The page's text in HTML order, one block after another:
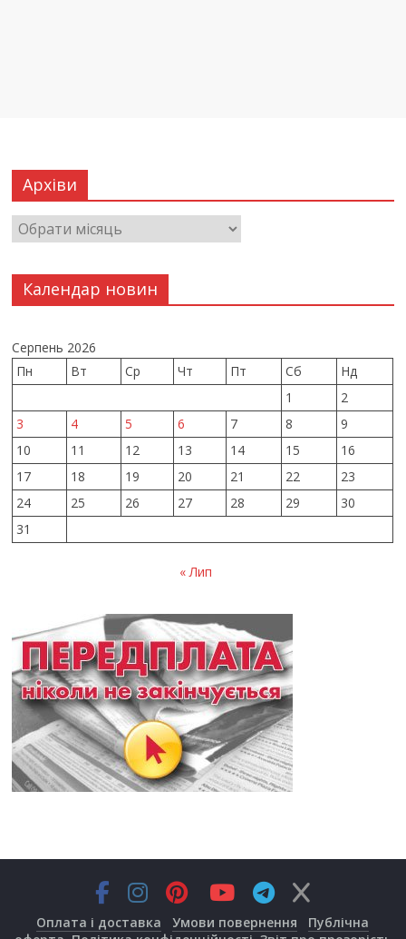
Архіви
Календар новин
Серпень 2026
Пн
Вт Ср Чт Пт Сб
Нд
1
2
3
4 5 6 7 8
9
10
11 12 13 14 15
16
17
18 19 20 21 22
23
24
25 26 27 28 29
30
31
« Лип
Оплата і доставка Умови повернення
Публічна